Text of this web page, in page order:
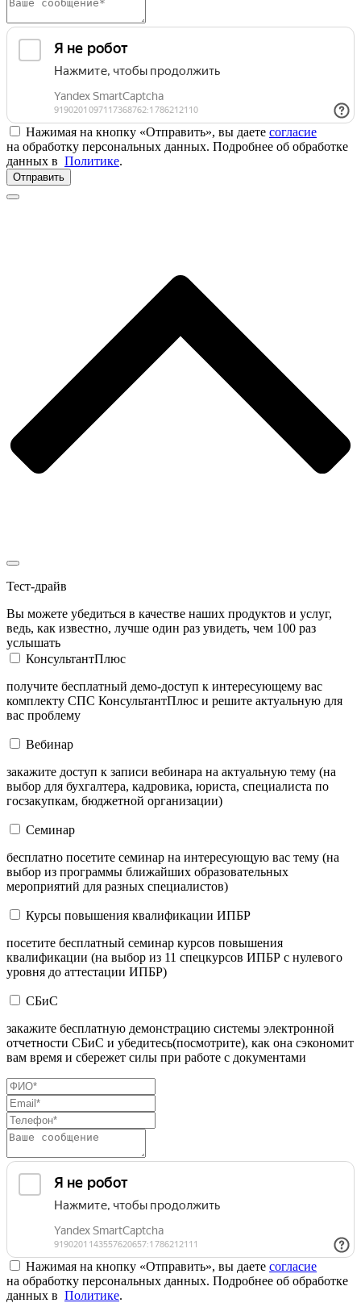
Нажимая на кнопку «Отправить», вы даете согласие
на обработку персональных данных. Подробнее об обработке
данных в Политике.
Отправить
Тест-драйв
Вы можете убедиться в качестве наших продуктов и услуг,
ведь, как известно, лучше один раз увидеть, чем 100 раз
услышать
КонсультантПлюс
получите бесплатный демо-доступ к интересующему вас
комплекту СПС КонсультантПлюс и решите актуальную для
вас проблему
Вебинар
закажите доступ к записи вебинара на актуальную тему (на
выбор для бухгалтера, кадровика, юриста, специалиста по
госзакупкам, бюджетной организации)
Семинар
бесплатно посетите семинар на интересующую вас тему (на
выбор из программы ближайших образовательных
мероприятий для разных специалистов)
Курсы повышения квалификации ИПБР
посетите бесплатный семинар курсов повышения
квалификации (на выбор из 11 спецкурсов ИПБР с нулевого
уровня до аттестации ИПБР)
СБиС
закажите бесплатную демонстрацию системы электронной
отчетности СБиС и убедитесь(посмотрите), как она сэкономит
вам время и сбережет силы при работе с документами
Нажимая на кнопку «Отправить», вы даете согласие
на обработку персональных данных. Подробнее об обработке
данных в Политике.